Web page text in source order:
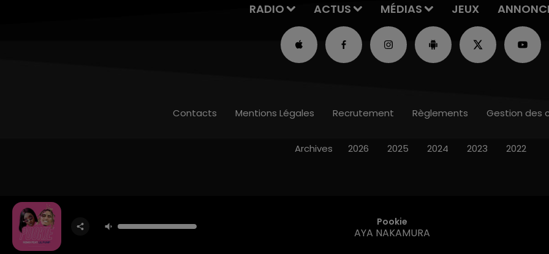
RADIO ACTUS MÉDIAS JEUX
Pookie
AYA NAKAMURA
Contacts Mentions Légales Recrutement Règlements Gestion des
Archives 2026 2025 2024 2023 2022